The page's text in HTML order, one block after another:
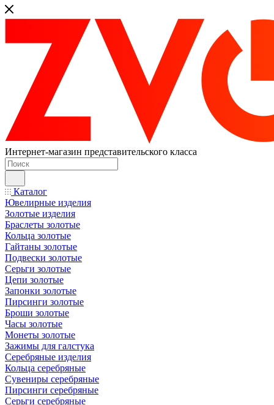
Интернет-магазин представительского класса
Каталог
Ювелирные изделия
Золотые изделия
Браслеты золотые
Кольца золотые
Гайтаны золотые
Подвески золотые
Серьги золотые
Цепи золотые
Запонки золотые
Пирсинги золотые
Броши золотые
Часы золотые
Монеты золотые
Зажимы для галстука
Серебряные изделия
Кольца серебряные
Сувениры серебряные
Пирсинги серебряные
Серьги серебряные